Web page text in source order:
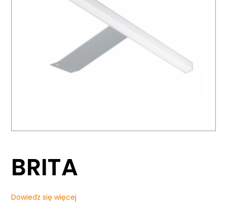
BRITA
Dowiedz się więcej